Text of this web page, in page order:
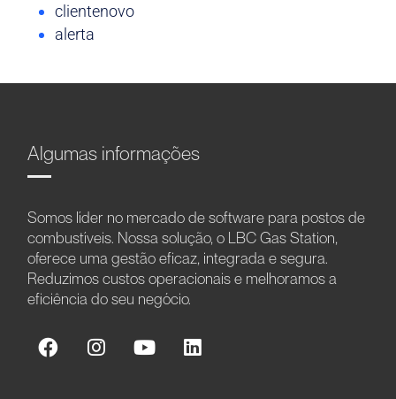
clientenovo
alerta
Algumas informações
Somos líder no mercado de software para postos de
combustíveis. Nossa solução, o LBC Gas Station,
oferece uma gestão eficaz, integrada e segura.
Reduzimos custos operacionais e melhoramos a
eficiência do seu negócio.